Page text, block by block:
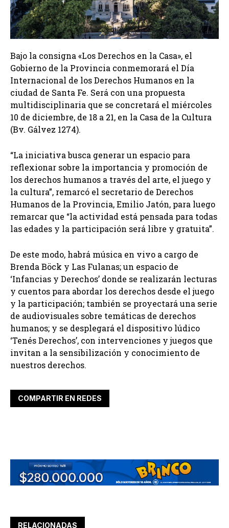
Bajo la consigna «Los Derechos en la Casa», el
Gobierno de la Provincia conmemorará el Día
Internacional de los Derechos Humanos en la
ciudad de Santa Fe. Será con una propuesta
multidisciplinaria que se concretará el miércoles
10 de diciembre, de 18 a 21, en la Casa de la Cultura
(Bv. Gálvez 1274).
“La iniciativa busca generar un espacio para
reflexionar sobre la importancia y promoción de
los derechos humanos a través del arte, el juego y
la cultura”, remarcó el secretario de Derechos
Humanos de la Provincia, Emilio Jatón, para luego
remarcar que “la actividad está pensada para todas
las edades y la participación será libre y gratuita”.
De este modo, habrá música en vivo a cargo de
Brenda Böck y Las Fulanas; un espacio de
‘Infancias y Derechos’ donde se realizarán lecturas
y cuentos para abordar los derechos desde el juego
y la participación; también se proyectará una serie
de audiovisuales sobre temáticas de derechos
humanos; y se desplegará el dispositivo lúdico
‘Tenés Derechos’, con intervenciones y juegos que
invitan a la sensibilización y conocimiento de
nuestros derechos.
COMPARTIR EN REDES
RELACIONADAS